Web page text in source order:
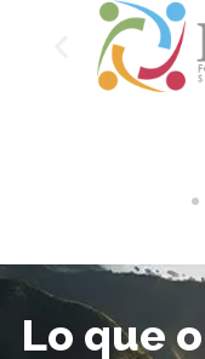
Lo que